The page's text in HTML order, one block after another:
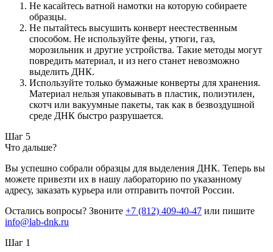
Не касайтесь ватной намотки на которую собираете
образцы.
Не пытайтесь высушить конверт неестественным
способом. Не используйте фены, утюги, газ,
морозильник и другие устройства. Такие методы могут
повредить материал, и из него станет невозможно
выделить ДНК.
Используйте только бумажные конверты для хранения.
Материал нельзя упаковывать в пластик, полиэтилен,
скотч или вакуумные пакеты, так как в безвоздушной
среде ДНК быстро разрушается.
Шаг 5
Что дальше?
Вы успешно собрали образцы для выделения ДНК. Теперь вы
можете привезти их в нашу лабораторию по указанному
адресу, заказать курьера или отправить почтой России.
Остались вопросы? Звоните +7 (812) 409-40-47 или пишите
info@lab-dnk.ru
Шаг 1